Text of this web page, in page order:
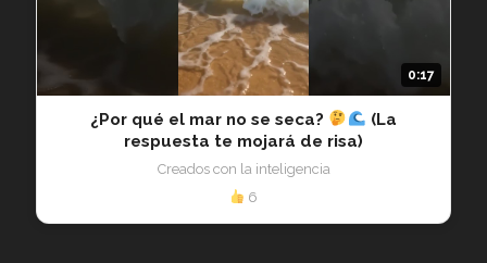
0:17
¿Por qué el mar no se seca?
(La
respuesta te mojará de risa)
Creados con la inteligencia
6